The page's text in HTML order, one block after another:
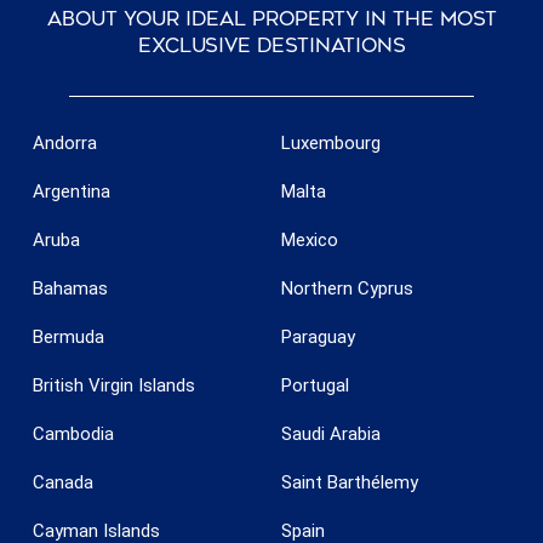
about your ideal property in the most
exclusive destinations
Andorra
Argentina
Aruba
Bahamas
Bermuda
British Virgin Islands
Cambodia
Canada
Cayman Islands
Luxembourg
Malta
Mexico
Northern Cyprus
Paraguay
Portugal
Saudi Arabia
Saint Barthélemy
Spain